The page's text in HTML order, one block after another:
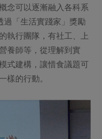
念可以逐漸融入各科系
「生活實踐家」獎勵
執行團隊，有社工、上
養師等，從理解到實
式建構，讓惜食議題可
樣的行動。